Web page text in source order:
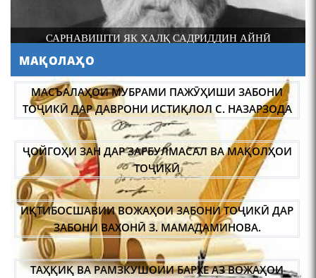
110 солагии шоири халқии
Тоҷикистон Мирзо
Турсунзода / Mirzo
Tursunzoda
ЧЕХРАХОИ АСЛИИ МИРЗО
ТУРСУНЗОДА
САРНАВИШТИ ЯК ХАЛҚ САДРИДДИН АЙНӢ
МАҚОЛАҲО
ҶОЙГОҲИ ЗАН ДАР ЗАРБУЛМАСАЛ ВА МАҚОЛҲОИ
ТОҶИКӢ
ИҚТИБОСШАВИИ ВОЖАҲОИ ЗАБОНИ ТОҶИКӢ ДАР
ЗАБОНИ ВАХОНӢ З. МАМАДАМИНОВА.
ТАҲҚИҚ ВА РАМЗКУШОИИ БАРХЕ АЗ ВОЖАҲОИ
ҶУҒРОФИИ ВАРЗОБ (ДАР АСОСИ МАВОДИ
ЗАБОНҲОИ ШАРҚИИ ЭРОНӢ) МИРЗОЕВ
САЙФИДДИН ҶАБОРОВИЧ.
ШИНОХТ ДАР ЗАМИНАИ ЭЪТИҚОД ВА ЭЪТИРОФ